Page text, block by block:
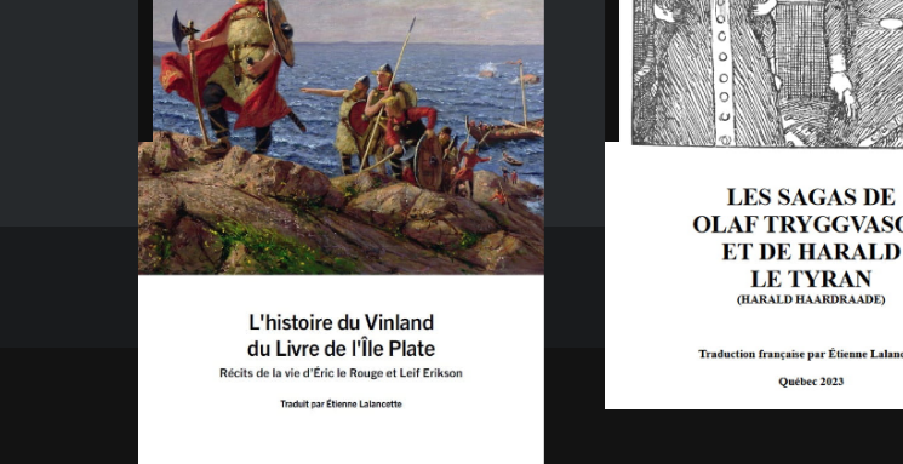
Ajouter au panier Ajouter au panier